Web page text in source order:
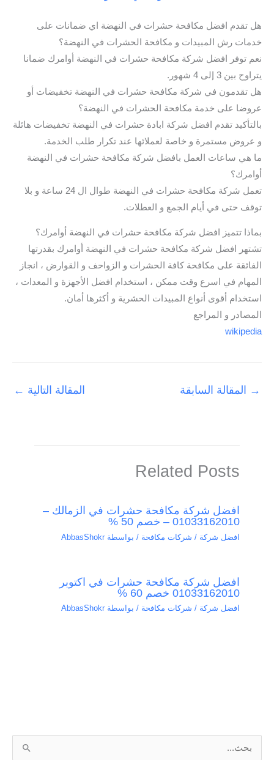
هل تقدم افضل مكافحة حشرات في النهضة اي ضمانات على
خدمات رش المبيدات و مكافحة الحشرات في النهضة؟
نعم توفر افضل شركة مكافحة حشرات في النهضة أوامرك ضمانا
يتراوح بين 3 إلى 4 شهور.
هل تقدمون في شركة مكافحة حشرات في النهضة تخفيضات أو
عروضا على خدمة مكافحة الحشرات في النهضة؟
بالتأكيد تقدم افضل شركة ابادة حشرات في النهضة تخفيضات هائلة
و عروض مستمرة و خاصة لعملائها عند تكرار طلب الخدمة.
ما هي ساعات العمل بافضل شركة مكافحة حشرات في النهضة
أوامرك؟
تعمل شركة مكافحة حشرات في النهضة طوال ال 24 ساعة و بلا
توقف حتى في أيام الجمع و العطلات.
بماذا تتميز افضل شركة مكافحة حشرات في النهضة أوامرك؟
تشتهر افضل شركة مكافحة حشرات في النهضة أوامرك بقدرتها
الفائقة على مكافحة كافة الحشرات و الزواحف و القوارض ، انجاز
المهام في اسرع وقت ممكن ، استخدام افضل الأجهزة و المعدات ،
استخدام أقوى أنواع المبيدات الحشرية و أكثرها أمان.
المصادر و المراجع
wikipedia
→ المقالة السابقة المقالة التالية ←
Related Posts
افضل شركة مكافحة حشرات في الزمالك –
01033162010 – خصم 50 %
افضل شركة / شركات مكافحة / بواسطة AbbasShokr
افضل شركة مكافحة حشرات في اكتوبر
01033162010 خصم 60 %
افضل شركة / شركات مكافحة / بواسطة AbbasShokr